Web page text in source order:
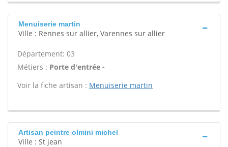
Menuiserie martin
Ville : Rennes sur allier, Varennes sur allier
Département: 03
Métiers : Porte d'entrée -
Voir la fiche artisan : Menuiserie martin
Artisan peintre olmini michel
Ville : St jean